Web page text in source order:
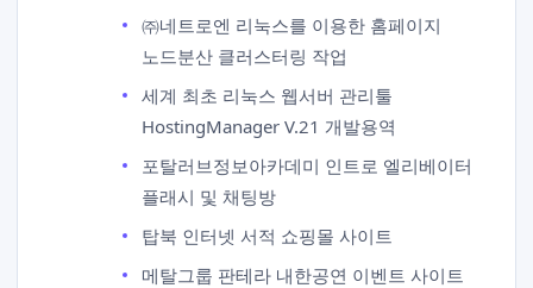
㈜네트로엔 리눅스를 이용한 홈페이지
노드분산 클러스터링 작업
세계 최초 리눅스 웹서버 관리툴
HostingManager V.21 개발용역
포탈러브정보아카데미 인트로 엘리베이터
플래시 및 채팅방
탑북 인터넷 서적 쇼핑몰 사이트
메탈그룹 판테라 내한공연 이벤트 사이트